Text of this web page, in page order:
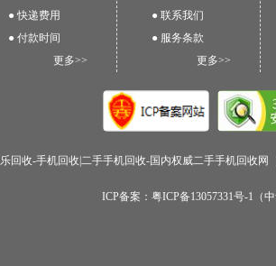
● 快递费用
● 付款时间
更多>>
● 联系我们
● 服务条款
更多>>
乐回收-手机回收|二手手机回收-国内权威二手手机回收网
ICP备案：粤ICP备13057331号-1（